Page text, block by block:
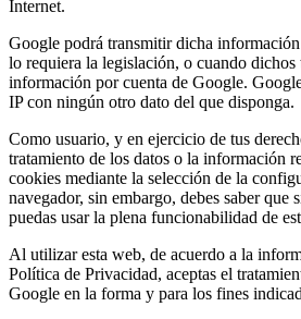
Internet.
Google podrá transmitir dicha información
lo requiera la legislación, o cuando dichos
información por cuenta de Google.
IP con ningún otro dato del que disponga.
Como usuario, y en ejercicio de tus
tratamiento de los datos o la información
cookies mediante la selección de la
navegador, sin embargo, debes saber que
puedas usar la plena funcionabilidad de
Al utilizar esta web, de acuerdo a la
Política de Privacidad, aceptas el
Google en la forma y para los fines